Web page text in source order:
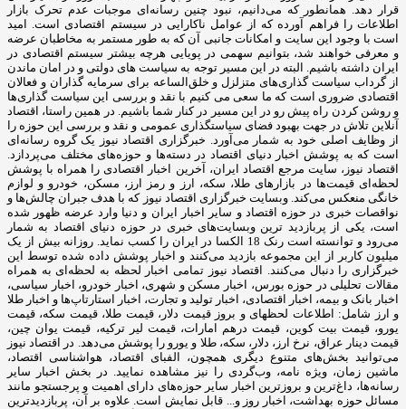
قرار دهد. همانطور که می‌دانیم، نبود چنین رسانه‌ای موجبات عدم تحرک بازار
اطلاعات را فراهم آورده که از عوامل ناکارایی در سیستم اقتصادی است. امید
است با وجود این سایت و امکانات جانبی آن که به طور مستمر به مخاطبان عرضه
و معرفی خواهند شد، بتوانیم سهمی در پویایی هرچه بیشتر سیستم اقتصادی در
ایران داشته باشیم. البته در این مسیر توجه به سیاست های دولتی و در امان ماندن
از گرداب سیاست گذاری‌های متزلزل و خلق‌الساعه برای سرمایه گذاران و فعالان
اقتصادی ضروری است که ما سعی می کنیم با نقد و بررسی این سیاست گذاری‌ها
و روشن کردن راه پیش رو در این مسیر در کنار شما باشیم. در همین راستا، اقتصاد
آنلاین تلاش در جهت بهبود فضای سیاستگذاری عمومی و نقد و بررسی این حوزه را
از وظایف اصلی خود به شمار می‌آورد. خبرگزاری اقتصاد نیوز یک گروه رسانه‌ای
است که به پوشش اخبار دنیای اقتصاد در دسته‌ها و حوزه‌های مختلف می‌پردازد.
اقتصاد نیوز، سایت مرجع اقتصاد ایران، آخرین اخبار اقتصادی را همراه با پوشش
لحظه‌ای قیمت‌ها در بازارهای طلا، سکه، ارز و رمز ارز، مسکن، خودرو و لوازم
خانگی منعکس می‌کند. وبسایت خبرگزاری اقتصاد نیوز که با هدف جبران چالش‌ها و
نواقصات خبری در حوزه اقتصاد و سایر اخبار ایران و دنیا وارد عرضه ظهور شده
است، یکی از پربازدید ترین وبسایت‌های خبری در حوزه دنیای اقتصاد به شمار
می‌رود و توانسته است رنک 18 الکسا در ایران را کسب نماید. روزانه بیش از یک
میلیون کاربر از این مجموعه بازدید می‌کنند و اخبار پوشش داده شده توسط این
خبرگزاری را دنبال می‌کنند. اقتصاد نیوز تمامی اخبار لحظه به لحظه‌ای به همراه
مقالات تحلیلی در حوزه بورس، اخبار مسکن و شهری، اخبار خودرو، اخبار سیاسی،
اخبار بانک و بیمه، اخبار اقتصادی، اخبار تولید و تجارت، اخبار استارتاپ‌ها و اخبار طلا
و ارز شامل: اطلاعات لحظهای و بروز قیمت دلار، قیمت طلا، قیمت سکه، قیمت
یورو، قیمت بیت کوین، قیمت درهم امارات، قیمت لیر ترکیه، قیمت یوان چین،
قیمت دینار عراق، نرخ ارز، دلار، سکه، طلا و یورو را پوشش می‌دهد. در اقتصاد نیوز
می‌توانید بخش‌های متنوع دیگری همچون، الفبای اقتصاد، هواشناسی اقتصاد،
ماشین زمان، ویژه نامه، وب‌گردی را نیز مشاهده نمایید. در بخش اخبار سایر
رسانه‌ها، داغ‌ترین و بروزترین اخبار سایر حوزه‌های دارای اهمیت و پرجستجو مانند
مسائل حوزه بهداشت، اخبار روز و... قابل نمایش است. علاوه بر آن، پربازدیدترین